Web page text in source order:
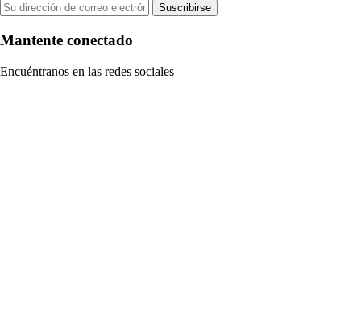
Suscribirse
Mantente conectado
Encuéntranos en las redes sociales